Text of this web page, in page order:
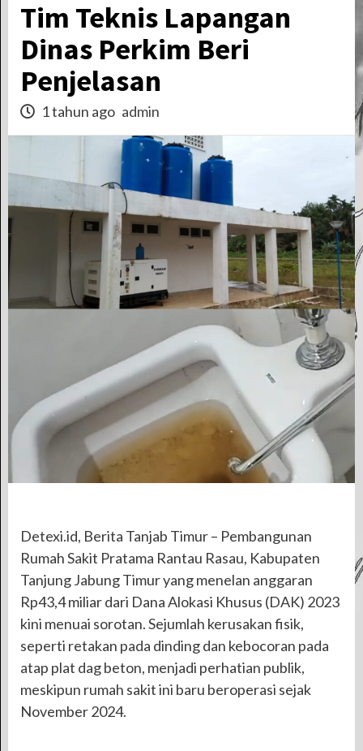
Tim Teknis Lapangan
Dinas Perkim Beri
Penjelasan
1 tahun ago admin
Detexi.id, Berita Tanjab Timur – Pembangunan
Rumah Sakit Pratama Rantau Rasau, Kabupaten
Tanjung Jabung Timur yang menelan anggaran
Rp43,4 miliar dari Dana Alokasi Khusus (DAK) 2023
kini menuai sorotan. Sejumlah kerusakan fisik,
seperti retakan pada dinding dan kebocoran pada
atap plat dag beton, menjadi perhatian publik,
meskipun rumah sakit ini baru beroperasi sejak
November 2024.